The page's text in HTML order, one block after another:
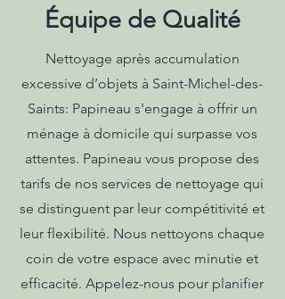
Équipe de Qualité
Nettoyage après accumulation
excessive d’objets à Saint-Michel-des-
Saints: Papineau s'engage à offrir un
ménage à domicile qui surpasse vos
attentes. Papineau vous propose des
tarifs de nos services de nettoyage qui
se distinguent par leur compétitivité et
leur flexibilité. Nous nettoyons chaque
coin de votre espace avec minutie et
efficacité. Appelez-nous pour planifier